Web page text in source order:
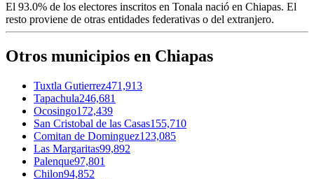
El 93.0% de los electores inscritos en Tonala nació en Chiapas. El
resto proviene de otras entidades federativas o del extranjero.
Otros municipios en Chiapas
Tuxtla Gutierrez471,913
Tapachula246,681
Ocosingo172,439
San Cristobal de las Casas155,710
Comitan de Dominguez123,085
Las Margaritas99,892
Palenque97,801
Chilon94,852